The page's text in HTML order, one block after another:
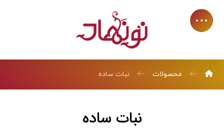
محصولات نبات ساده
نبات ساده